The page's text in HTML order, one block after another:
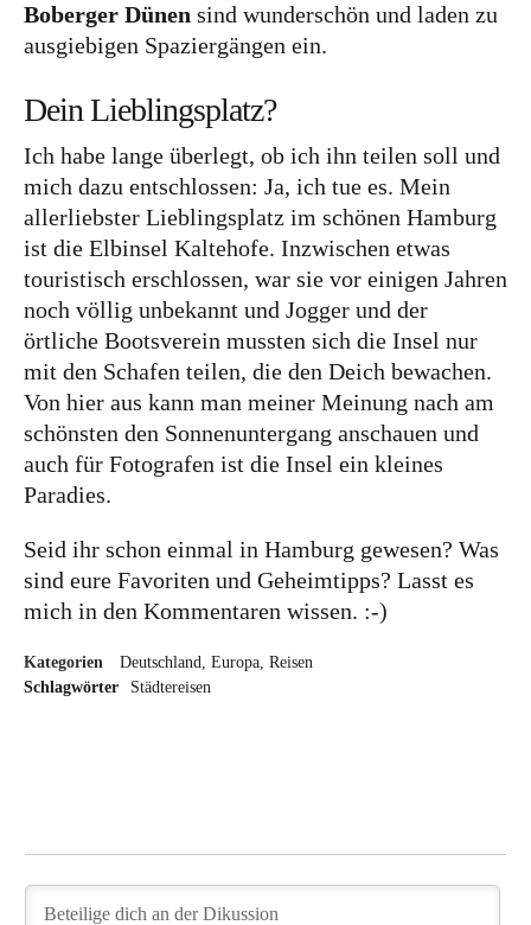
Boberger Dünen sind wunderschön und laden zu
ausgiebigen Spaziergängen ein.
Dein Lieblingsplatz?
Ich habe lange überlegt, ob ich ihn teilen soll und
mich dazu entschlossen: Ja, ich tue es. Mein
allerliebster Lieblingsplatz im schönen Hamburg
ist die Elbinsel Kaltehofe. Inzwischen etwas
touristisch erschlossen, war sie vor einigen Jahren
noch völlig unbekannt und Jogger und der
örtliche Bootsverein mussten sich die Insel nur
mit den Schafen teilen, die den Deich bewachen.
Von hier aus kann man meiner Meinung nach am
schönsten den Sonnenuntergang anschauen und
auch für Fotografen ist die Insel ein kleines
Paradies.
Seid ihr schon einmal in Hamburg gewesen? Was
sind eure Favoriten und Geheimtipps? Lasst es
mich in den Kommentaren wissen. :-)
Kategorien Deutschland Europa Reisen
Schlagwörter
Städtereisen